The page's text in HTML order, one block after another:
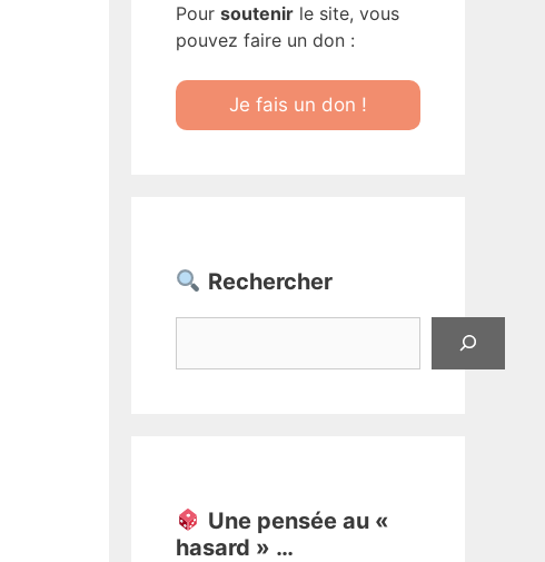
Pour soutenir le site, vous
pouvez faire un don :
Je fais un don !
Rechercher
Une pensée au «
hasard » …